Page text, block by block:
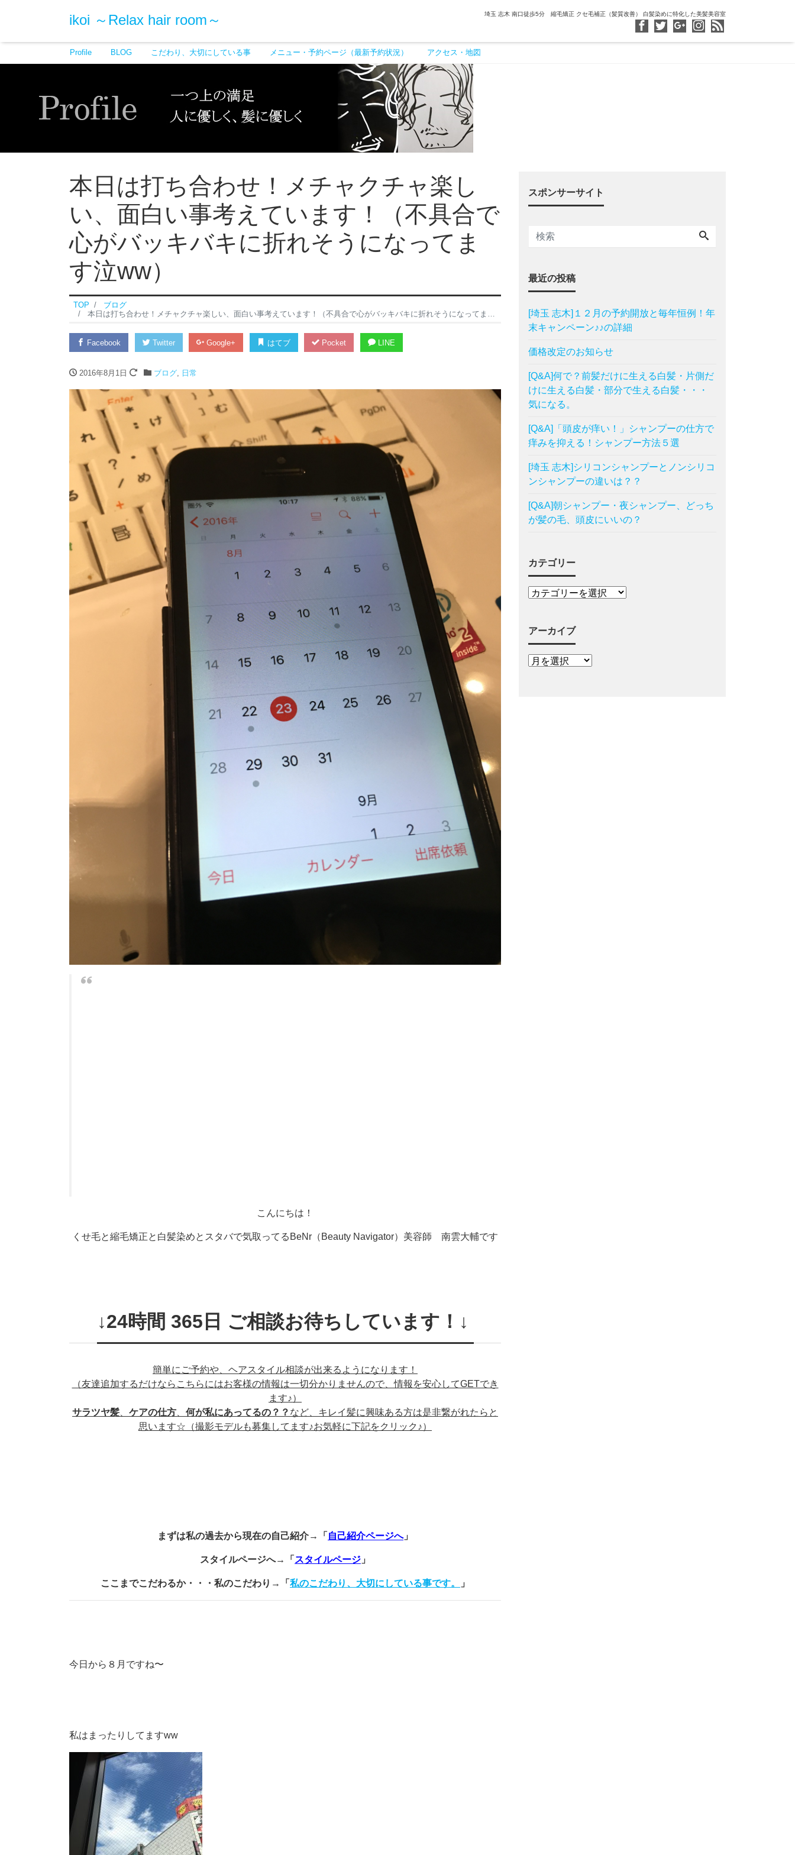
ikoi ～Relax hair room～ 埼玉 志木 南口徒歩5分 縮毛矯正 クセ毛補正（髪質改善） 白髪染めに特化した美髪美容室
Profile BLOG こだわり、大切にしている事 メニュー・予約ページ（最新予約状況） アクセス・地図
本日は打ち合わせ！メチャクチャ楽し
い、面白い事考えています！（不具合で
心がバッキバキに折れそうになってま
す泣ww）
TOP
ブログ
本日は打ち合わせ！メチャクチャ楽しい、面白い事考えています！（不具合で心がバッキバキに折れそうになってます泣ww）
Facebook Twitter Google+ はてブ Pocket LINE
2016年8月1日 ブログ, 日常
こんにちは！
くせ毛と縮毛矯正と白髪染めとスタバで気取ってるBeNr（Beauty Navigator）美容師 南雲大輔です
↓24時間 365日 ご相談お待ちしています！↓
簡単にご予約や、ヘアスタイル相談が出来るようになります！
（友達追加するだけならこちらにはお客様の情報は一切分かりませんので、情報を安心してGETでき
ます♪）
サラツヤ髪
ケアの仕方 何が私にあってるの？？ など、キレイ髪に興味ある方は是非繋がれたらと
思います☆ （撮影モデルも募集してます♪お気軽に下記をクリック♪）
まずは私の過去から現在の自己紹介→「 自己紹介ページへ」
スタイルページへ→「 スタイルページ 」
ここまでこだわるか・・・私のこだわり→「 私のこだわり、大切にしている事です。 」
今日から８月ですね〜
私はまったりしてますww
スポンサーサイト
最近の投稿
[埼玉 志木]１２月の予約開放と毎年恒例！年
末キャンペーン♪♪の詳細
価格改定のお知らせ
[Q&A]何で？前髪だけに生える白髪・片側だ
けに生える白髪・部分で生える白髪・・・
気になる。
[Q&A]「頭皮が痒い！」シャンプーの仕方で
痒みを抑える！シャンプー方法５選
[埼玉 志木]シリコンシャンプーとノンシリコ
ンシャンプーの違いは？？
[Q&A]朝シャンプー・夜シャンプー、どっち
が髪の毛、頭皮にいいの？
カテゴリー
アーカイブ